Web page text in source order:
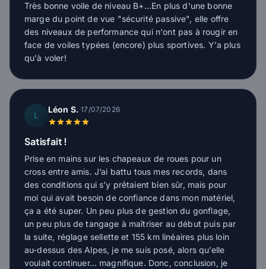
Très bonne voile de niveau B+...En plus d'une bonne
marge du point de vue "sécurité passive", elle offre
des niveaux de performance qui n'ont pas à rougir en
face de voiles typées (encore) plus sportives. Y'a plus
qu'à voler!
L
Léon S.·17/07/2026
Satisfait !
Prise en mains sur les chapeaux de roues pour un
cross entre amis. J’ai battu tous mes records, dans
des conditions qui s’y prêtaient bien sûr, mais pour
moi qui avait besoin de confiance dans mon matériel,
ça a été super. Un peu plus de gestion du gonflage,
un peu plus de tangage à maîtriser au début puis par
la suite, réglage sellette et 155 km linéaires plus loin
au-dessus des Alpes, je me suis posé, alors qu’elle
voulait continuer… magnifique. Donc, conclusion, je